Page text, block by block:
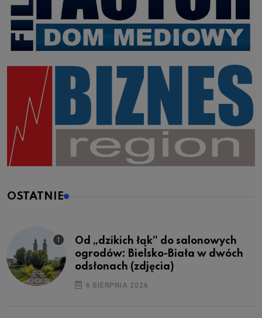
OSTATNIE
Od „dzikich łąk” do salonowych
ogrodów: Bielsko-Biała w dwóch
odsłonach (zdjęcia)
6 SIERPNIA 2026